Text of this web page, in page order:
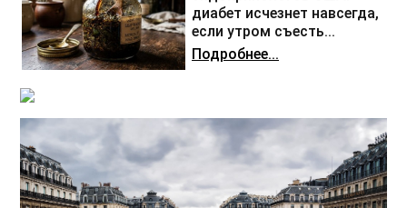
диабет исчезнет навсегда,
если утром съесть...
Подробнее...